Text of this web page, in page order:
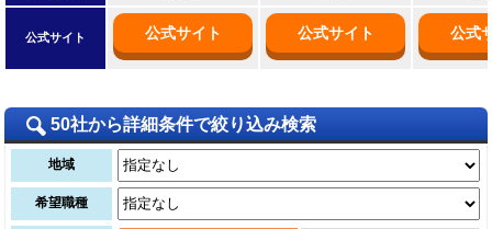
公式サイト 公式サイト 公式サイト 公式
50社から詳細条件で絞り込み検索
地域
希望職種